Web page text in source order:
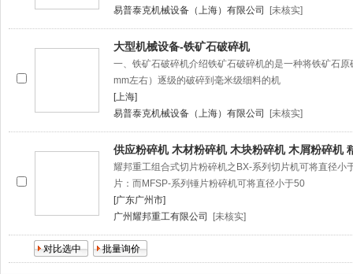
易普泰克机械设备（上海）有限公司
[未核实]
大型机械设备-铁矿石破碎机
一、铁矿石破碎机介绍铁矿石破碎机的是一种将铁矿石
mm左右）逐级的破碎到毫米级细料的机
[上海]
易普泰克机械设备（上海）有限公司
[未核实]
供应粉碎机 木材粉碎机 木块粉碎机 木屑粉碎机
耀邦重工组合式切片粉碎机之BX-系列切片机可将直径
片：而MFSP-系列锤片粉碎机可将直径小于50
[广东广州市]
广州耀邦重工有限公司
[未核实]